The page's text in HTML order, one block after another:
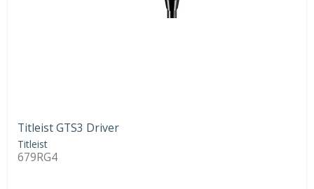
Titleist GTS3 Driver
Titleist
679RG4